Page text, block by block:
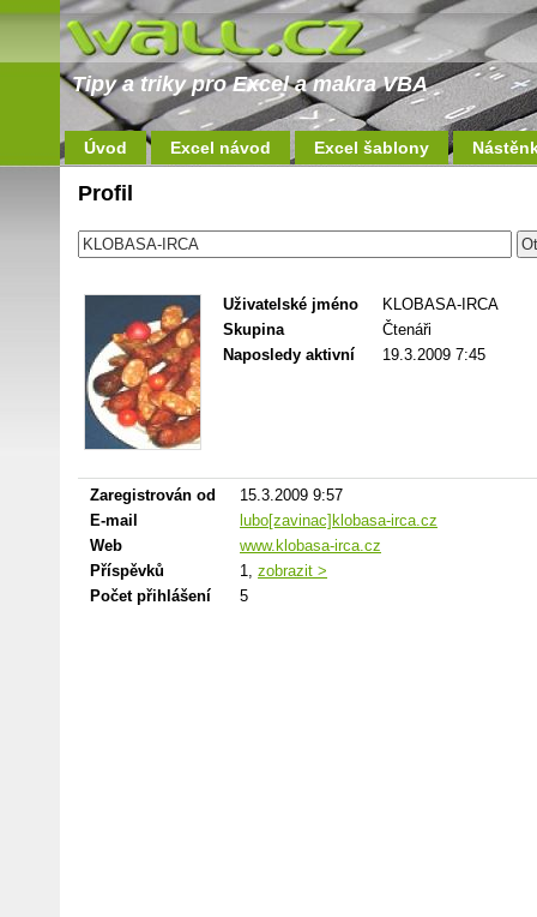
Tipy a triky pro Excel a makra VBA
Úvod Excel návod Excel šablony
Profil
Uživatelské jméno
KLOBASA-IRCA
Skupina
Čtenáři
Naposledy aktivní
19.3.2009 7:45
Zaregistrován od
15.3.2009 9:57
E-mail
lubo[zavinac]klobasa-irca.cz
Web
www.klobasa-irca.cz
Příspěvků
1, zobrazit >
Počet přihlášení
5